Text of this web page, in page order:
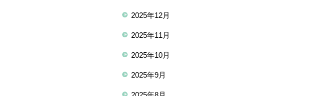
2025年12月
2025年11月
2025年10月
2025年9月